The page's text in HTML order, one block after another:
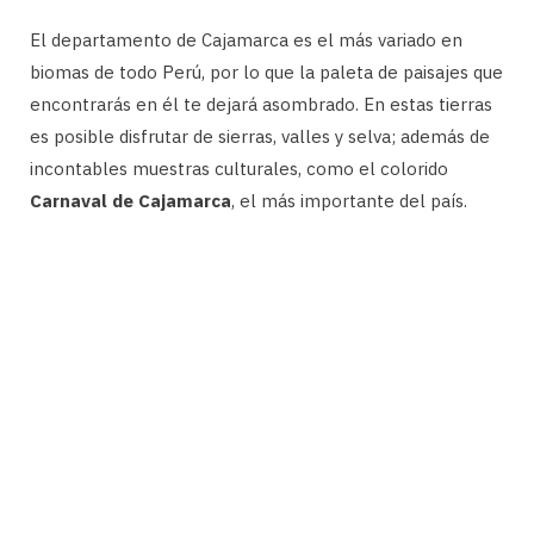
El departamento de Cajamarca es el más variado en
biomas de todo Perú, por lo que la paleta de paisajes que
encontrarás en él te dejará asombrado. En estas tierras
es posible disfrutar de sierras, valles y selva; además de
incontables muestras culturales, como el colorido
Carnaval de Cajamarca, el más importante del país.